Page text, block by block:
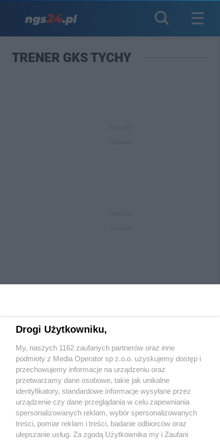
TRENER GKS TYCHY
Wydawca mediówlokalnych
Nie zapomnij
zapoznać się z:
polityką prywatności regulamin korzystania z portali
Twojemiasto Skontaktuj się z nami
Drogi Użytkowniku,
My, naszych 1162 zaufanych partnerów oraz inne
podmioty z Media Operator sp z.o.o. uzyskujemy dostęp i
przechowujemy informacje na urządzeniu oraz
przetwarzamy dane osobowe, takie jak unikalne
identyfikatory, standardowe informacje wysyłane przez
urządzenie czy dane przeglądania w celu zapewniania
spersonalizowanych reklam, wybór spersonalizowanych
treści, pomiar reklam i treści, badanie odbiorców oraz
ulepszanie usług. Za zgodą Użytkownika my i Zaufani